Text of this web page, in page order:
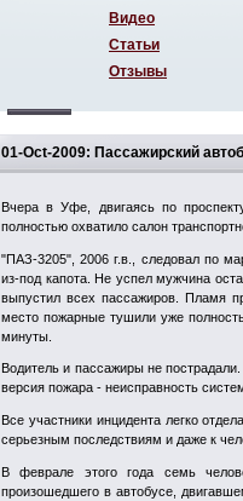
01-Oct-2009: Пассажирский
Вчера в Уфе, двигаясь по
полностью охватило салон
"ПАЗ-3205", 2006 г.в., следовал по
из-под капота. Не успел мужчина
выпустил всех пассажиров. Пламя
место пожарные тушили уже
минуты.
Водитель и пассажиры не
версия пожара - неисправность
Все участники инцидента легко
серьезным последствиям и даже к
В феврале этого года семь
произошедшего в автобусе,
Видео
Статьи
Отзывы